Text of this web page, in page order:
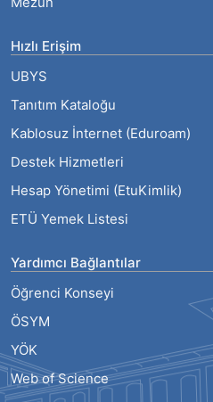
Hızlı Erişim
UBYS
Tanıtım Kataloğu
Kablosuz İnternet (Eduroam)
Destek Hizmetleri
Hesap Yönetimi (EtuKimlik)
ETÜ Yemek Listesi
Yardımcı Bağlantılar
Öğrenci Konseyi
ÖSYM
YÖK
Web of Science